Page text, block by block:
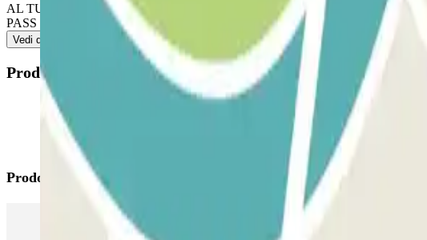
AL TUO ARRIVO: Parcheggia in qualsiasi posto auto libero. Vai alla cabina di
PASS INCLUDE ENTRATE E USCITE ILLIMITATE: Ripeti le istruzioni
Vedi di più
Prodotti disponibili
Prodotti di Parclick